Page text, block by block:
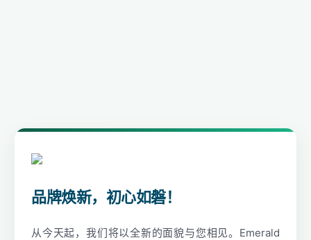
品牌焕新，初心如磐！
从今天起，我们将以全新的面貌与您相见。Emerald